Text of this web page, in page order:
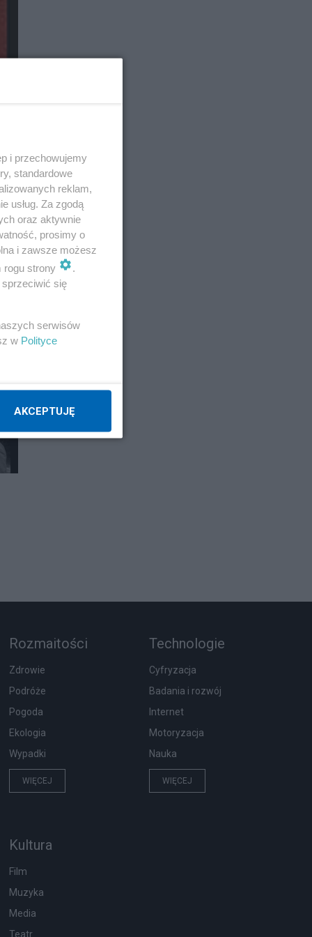
Rozmaitości
Zdrowie
Podróże
Pogoda
Ekologia
Wypadki
WIĘCEJ
Technologie
Cyfryzacja
Badania i rozwój
Internet
Motoryzacja
Nauka
WIĘCEJ
Kultura
Film
Muzyka
Media
Teatr
i przechowujemy
standardowe
reklam,
usług. Za zgodą
oraz aktywnie
prosimy o
i zawsze możesz
rogu strony
się
serwisów
w Polityce
AKCEPTUJĘ